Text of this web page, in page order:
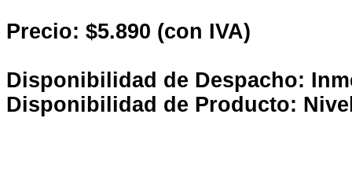
Precio: $5.890 (con IVA)
Disponibilidad de Despacho:
Disponibilidad de Producto: